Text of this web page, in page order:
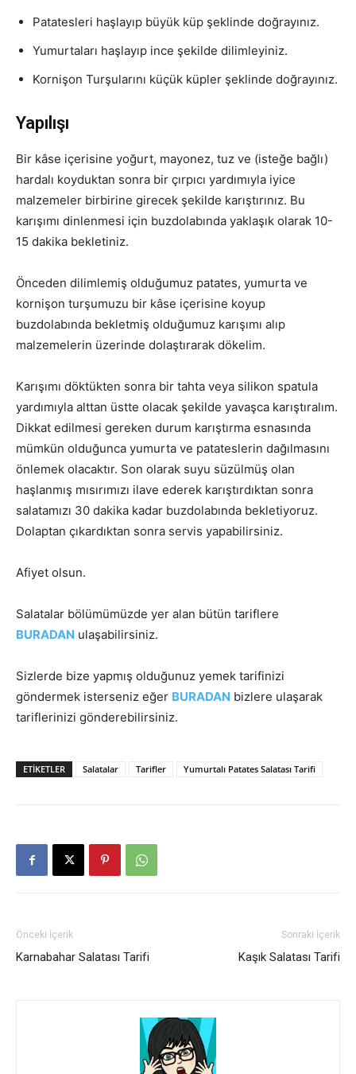
Patatesleri haşlayıp büyük küp şeklinde doğrayınız.
Yumurtaları haşlayıp ince şekilde dilimleyiniz.
Kornişon Turşularını küçük küpler şeklinde doğrayınız.
Yapılışı
Bir kâse içerisine yoğurt, mayonez, tuz ve (isteğe bağlı)
hardalı koyduktan sonra bir çırpıcı yardımıyla iyice
malzemeler birbirine girecek şekilde karıştırınız. Bu
karışımı dinlenmesi için buzdolabında yaklaşık olarak 10-
15 dakika bekletiniz.
Önceden dilimlemiş olduğumuz patates, yumurta ve
kornişon turşumuzu bir kâse içerisine koyup
buzdolabında bekletmiş olduğumuz karışımı alıp
malzemelerin üzerinde dolaştırarak dökelim.
Karışımı döktükten sonra bir tahta veya silikon spatula
yardımıyla alttan üstte olacak şekilde yavaşca karıştıralım.
Dikkat edilmesi gereken durum karıştırma esnasında
mümkün olduğunca yumurta ve patateslerin dağılmasını
önlemek olacaktır. Son olarak suyu süzülmüş olan
haşlanmış mısırımızı ilave ederek karıştırdıktan sonra
salatamızı 30 dakika kadar buzdolabında bekletiyoruz.
Dolaptan çıkardıktan sonra servis yapabilirsiniz.
Afiyet olsun.
Salatalar bölümümüzde yer alan bütün tariflere
BURADAN ulaşabilirsiniz.
Sizlerde bize yapmış olduğunuz yemek tarifinizi
göndermek isterseniz eğer BURADAN bizlere ulaşarak
tariflerinizi gönderebilirsiniz.
ETIKETLER Salatalar Tarifler Yumurtalı Patates Salatası Tarifi
Önceki İçerik
Karnabahar Salatası Tarifi
Sonraki İçerik
Kaşık Salatası Tarifi